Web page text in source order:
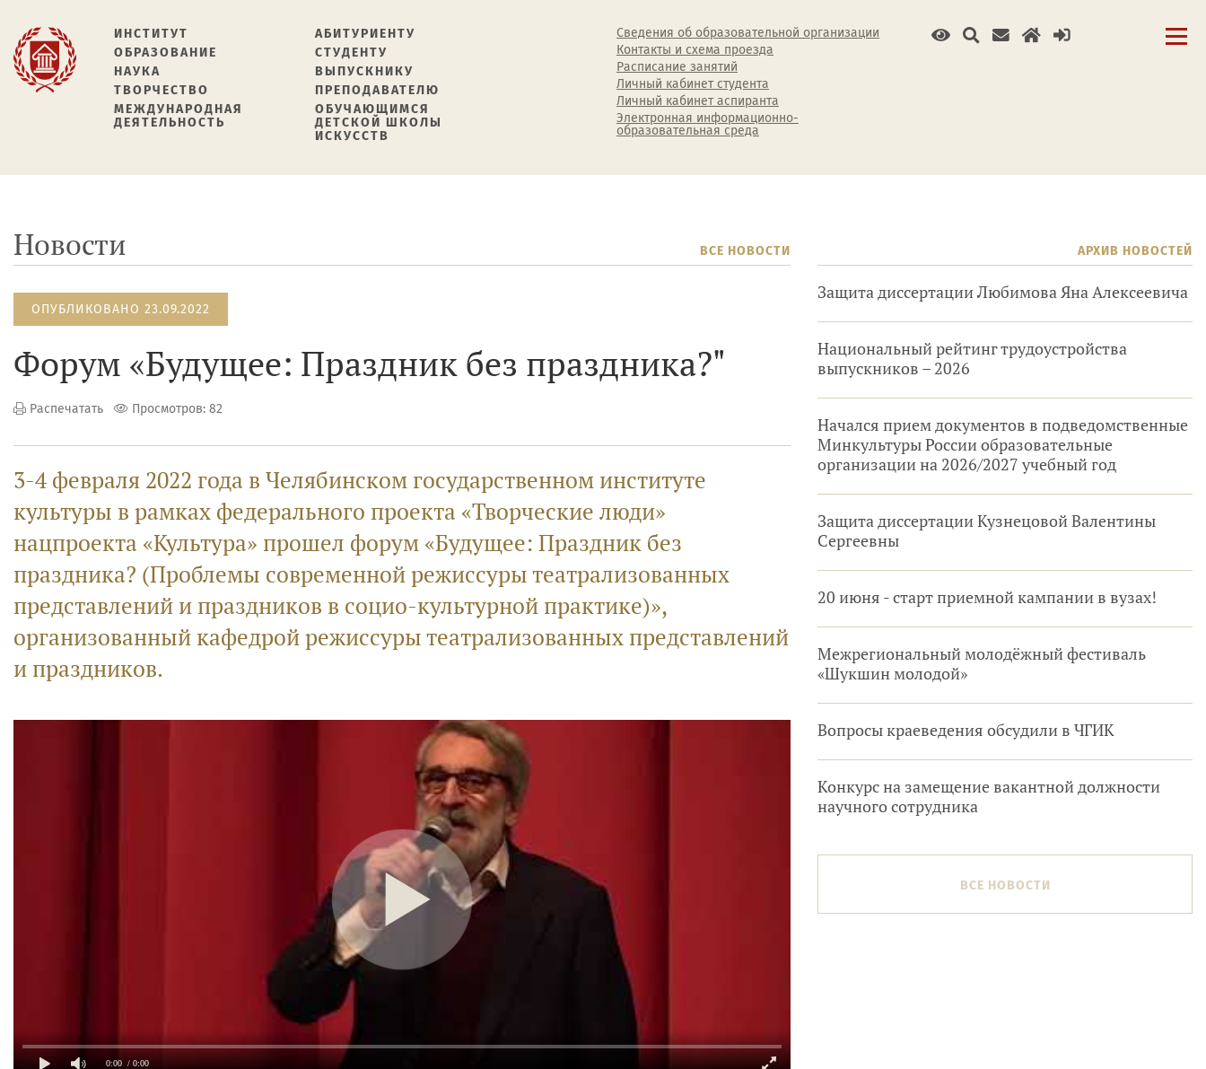
ИНСТИТУТ
ОБРАЗОВАНИЕ
НАУКА
ТВОРЧЕСТВО
МЕЖДУНАРОДНАЯ
ДЕЯТЕЛЬНОСТЬ
АБИТУРИЕНТУ
СТУДЕНТУ
ВЫПУСКНИКУ
ПРЕПОДАВАТЕЛЮ
ОБУЧАЮЩИМСЯ
ДЕТСКОЙ ШКОЛЫ
ИСКУССТВ
Сведения об образовательной организации
Контакты и схема проезда
Расписание занятий
Личный кабинет студента
Личный кабинет аспиранта
Электронная информационно-
образовательная среда
Новости ВСЕ НОВОСТИ
ОПУБЛИКОВАНО 23.09.2022
Форум «Будущее: Праздник без праздника?"
Распечатать Просмотров: 82
3-4 февраля 2022 года в Челябинском государственном институте
культуры в рамках федерального проекта «Творческие люди»
нацпроекта «Культура» прошел форум «Будущее: Праздник без
праздника? (Проблемы современной режиссуры театрализованных
представлений и праздников в социо-культурной практике)»,
организованный кафедрой режиссуры театрализованных представлений
и праздников.
0:00 / 0:00
АРХИВ НОВОСТЕЙ
Защита диссертации Любимова Яна Алексеевича
Национальный рейтинг трудоустройства
выпускников – 2026
Начался прием документов в подведомственные
Минкультуры России образовательные
организации на 2026/2027 учебный год
Защита диссертации Кузнецовой Валентины
Сергеевны
20 июня - старт приемной кампании в вузах!
Межрегиональный молодёжный фестиваль
«Шукшин молодой»
Вопросы краеведения обсудили в ЧГИК
Конкурс на замещение вакантной должности
научного сотрудника
ВСЕ НОВОСТИ